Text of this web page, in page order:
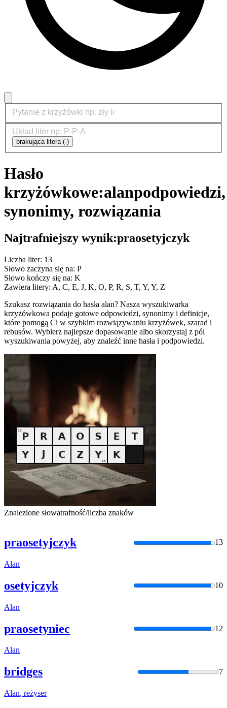
brakująca litera (-)
Hasło
krzyżówkowe:alanpodpowiedzi,
synonimy, rozwiązania
Najtrafniejszy wynik:praosetyjczyk
Liczba liter: 13
Słowo zaczyna się na: P
Słowo kończy się na: K
Zawiera litery: A, C, E, J, K, O, P, R, S, T, Y, Y, Z
Szukasz rozwiązania do hasła alan? Nasza wyszukiwarka
krzyżówkowa podaje gotowe odpowiedzi, synonimy i definicje,
które pomogą Ci w szybkim rozwiązywaniu krzyżówek, szarad i
rebusów. Wybierz najlepsze dopasowanie albo skorzystaj z pól
wyszukiwania powyżej, aby znaleźć inne hasła i podpowiedzi.
Znalezione słowatrafność/liczba znaków
praosetyjczyk 13
Alan
osetyjczyk 10
Alan
praosetyniec 12
Alan
bridges 7
Alan, reżyser